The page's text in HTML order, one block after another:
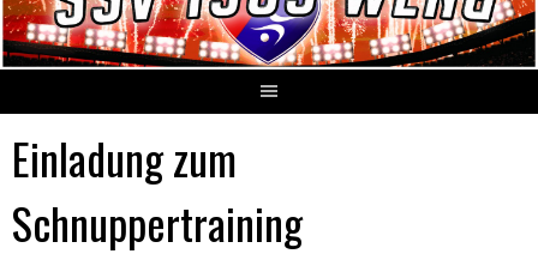
Einladung zum
Schnuppertraining